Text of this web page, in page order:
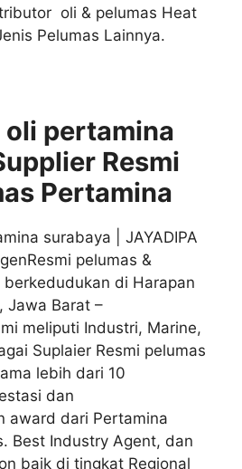
oli & pelumas Heat
Pelumas Lainnya.
pertamina
upplier Resmi
Pertamina
surabaya | JAYADIPA
pelumas &
di Harapan
Jawa Barat –
meliputi Industri, Marine,
Suplaier Resmi pelumas
lebih dari 10
dan
award dari Pertamina
Best Industry Agent, dan
baik di tingkat Regional